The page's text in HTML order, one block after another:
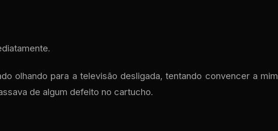
olhando para a televisão desligada, tentando convencer a mim
de algum defeito no cartucho.